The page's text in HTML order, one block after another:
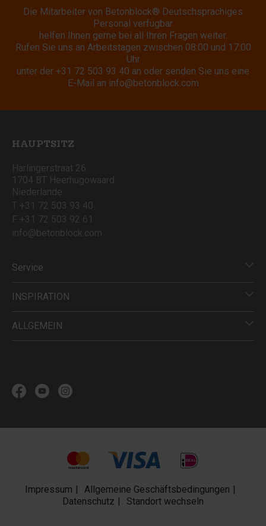
Die Mitarbeiter von Betonblock® Deutschsprachiges
Personal verfügbar
helfen Ihnen gerne bei all Ihren Fragen weiter.
Rufen Sie uns an Arbeitstagen zwischen 08:00 und 17:00
Uhr
unter der +31 72 503 93 40 an oder senden Sie uns eine
E-Mail an info@betonblock.com
HAUPTSITZ
Harlingerstraat 26
1704 BT Heerhugowaard
Niederlande
T +31 72 503 93 40
F +31 72 503 92 61
info@betonblock.com
Service
INSPIRATION
ALLGEMEIN
Impressum
Allgemeine Geschäftsbedingungen
Datenschutz
Standort wechseln